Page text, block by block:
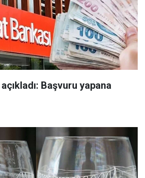
Başvuru yapana